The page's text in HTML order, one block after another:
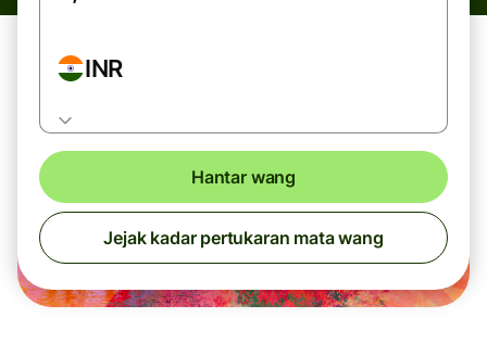
INR
Hantar wang
Jejak kadar pertukaran mata wang